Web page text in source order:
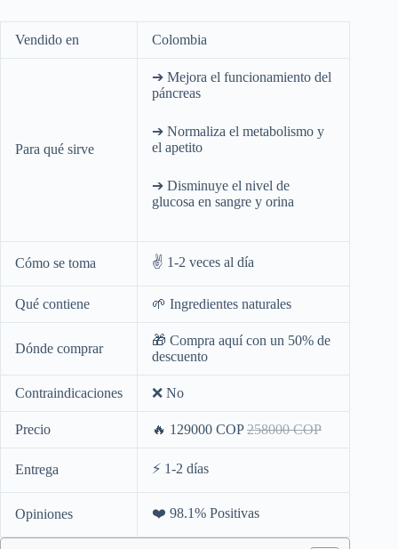
Vendido en Colombia
Para qué sirve
➔ Mejora el funcionamiento del
páncreas
➔ Normaliza el metabolismo y
el apetito
➔ Disminuye el nivel de
glucosa en sangre y orina
Cómo se toma ✌️ 1-2 veces al día
Qué contiene 🌱 Ingredientes naturales
Dónde comprar
🎁 Compra aquí con un 50% de
descuento
Contraindicaciones ❌ No
Precio 🔥 129000 COP258000 COP
Entrega ⚡️ 1-2 días
Opiniones ❤️ 98.1% Positivas